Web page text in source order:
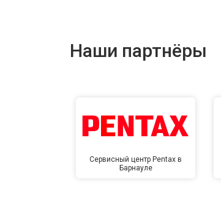
Наши партнёры
Сервисный центр Pentax в
Барнауле